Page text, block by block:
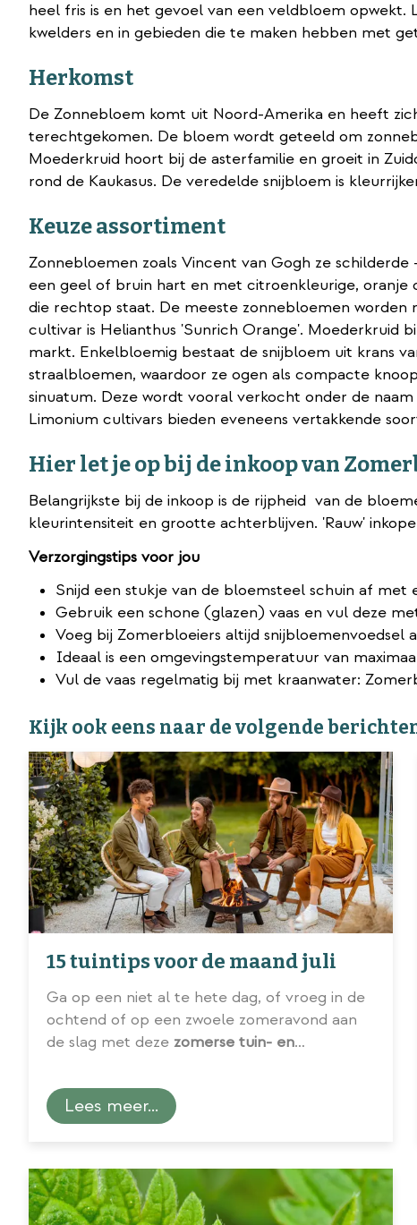
heel fris is en het gevoel van een veldbloem opwekt.
kwelders en in gebieden die te maken hebben met
Herkomst
De Zonnebloem komt uit Noord-Amerika en heeft
terechtgekomen. De bloem wordt geteeld om
Moederkruid hoort bij de asterfamilie en groeit in
rond de Kaukasus. De veredelde snijbloem is
Keuze assortiment
Zonnebloemen zoals Vincent van Gogh ze
een geel of bruin hart en met citroenkleurige,
die rechtop staat. De meeste zonnebloemen
cultivar is Helianthus 'Sunrich Orange'. Moederkruid
markt. Enkelbloemig bestaat de snijbloem uit krans
straalbloemen, waardoor ze ogen als compacte
sinuatum. Deze wordt vooral verkocht onder de
Limonium cultivars bieden eveneens vertakkende
Hier let je op bij de inkoop van
Belangrijkste bij de inkoop is de rijpheid van de
kleurintensiteit en grootte achterblijven. 'Rauw'
Verzorgingstips voor jou
Snijd een stukje van de bloemsteel schuin af met
Gebruik een schone (glazen) vaas en vul deze
Voeg bij Zomerbloeiers altijd snijbloemenvoedsel
Ideaal is een omgevingstemperatuur van
Vul de vaas regelmatig bij met kraanwater:
Kijk ook eens naar de volgende
15 tuintips voor de maand juli
Ga op een niet al te hete dag, of vroeg in de
ochtend of op een zwoele zomeravond aan
de slag met deze zomerse tuin- en
Lees meer...